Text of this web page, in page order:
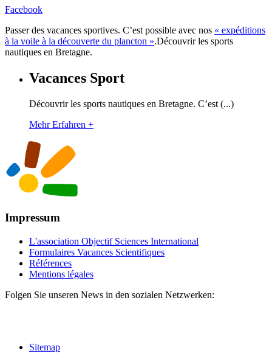
Facebook
Passer des vacances sportives. C’est possible avec nos « expéditions
à la voile à la découverte du plancton ».Découvrir les sports
nautiques en Bretagne.
Vacances Sport
Découvrir les sports nautiques en Bretagne. C’est (...)
Mehr Erfahren +
Impressum
L'association Objectif Sciences International
Formulaires Vacances Scientifiques
Références
Mentions légales
Folgen Sie unseren News in den sozialen Netzwerken:
Sitemap